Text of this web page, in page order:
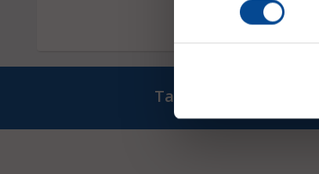
Ta del av våra